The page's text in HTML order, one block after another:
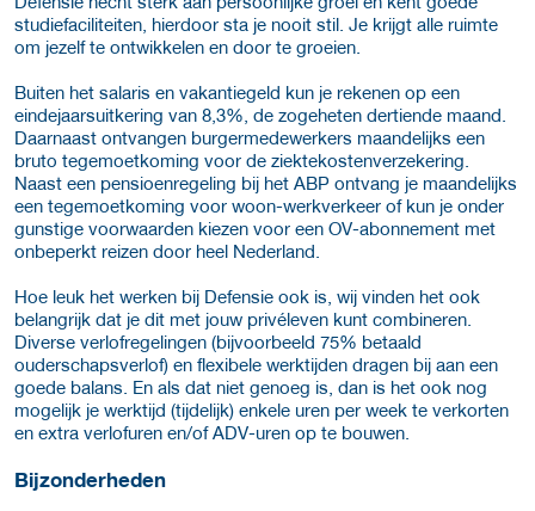
studiefaciliteiten, hierdoor sta je nooit stil. Je krijgt alle ruimte
om jezelf te ontwikkelen en door te groeien.
Buiten het salaris en vakantiegeld kun je rekenen op een
eindejaarsuitkering van 8,3%, de zogeheten dertiende maand.
Daarnaast ontvangen burgermedewerkers maandelijks een
bruto tegemoetkoming voor de ziektekostenverzekering.
Naast een pensioenregeling bij het ABP ontvang je maandelijks
een tegemoetkoming voor woon-werkverkeer of kun je onder
gunstige voorwaarden kiezen voor een OV-abonnement met
onbeperkt reizen door heel Nederland.
Hoe leuk het werken bij Defensie ook is, wij vinden het ook
belangrijk dat je dit met jouw privéleven kunt combineren.
Diverse verlofregelingen (bijvoorbeeld 75% betaald
ouderschapsverlof) en flexibele werktijden dragen bij aan een
goede balans. En als dat niet genoeg is, dan is het ook nog
mogelijk je werktijd (tijdelijk) enkele uren per week te verkorten
en extra verlofuren en/of ADV-uren op te bouwen.
Bijzonderheden